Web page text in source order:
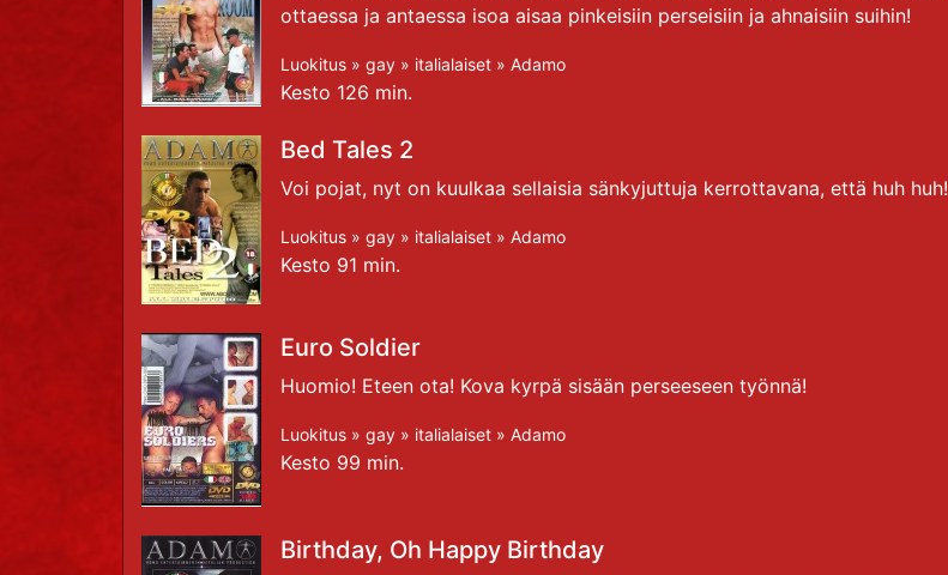
ottaessa ja antaessa isoa aisaa pinkeisiin perseisiin ja ahnaisiin suihin!
Luokitus » gay » italialaiset » Adamo
Kesto 126 min.
Bed Tales 2
Voi pojat, nyt on kuulkaa sellaisia sänkyjuttuja kerrottavana, että huh huh!
Luokitus » gay » italialaiset » Adamo
Kesto 91 min.
Euro Soldier
Huomio! Eteen ota! Kova kyrpä sisään perseeseen työnnä!
Luokitus » gay » italialaiset » Adamo
Kesto 99 min.
Birthday, Oh Happy Birthday